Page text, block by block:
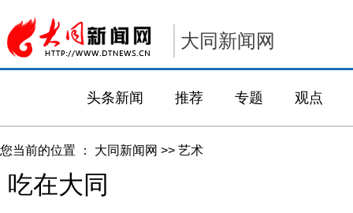
大同新闻网
头条新闻 推荐 专题 观点
您当前的位置 ： 大同新闻网 >> 艺术
吃在大同